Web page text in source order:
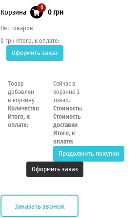
Корзина 0 0 грн
Нет товаров
0 грн Итого, к оплате:
Оформить заказ
Товар
добавлен
в корзину
Количество
Итого, к
оплате:
Сейчас в
корзине 1
товар.
Стоимость:
Стоимость
доставки
Итого, к
оплате:
Продолжить покупки
Оформить заказ
Заказать звонок